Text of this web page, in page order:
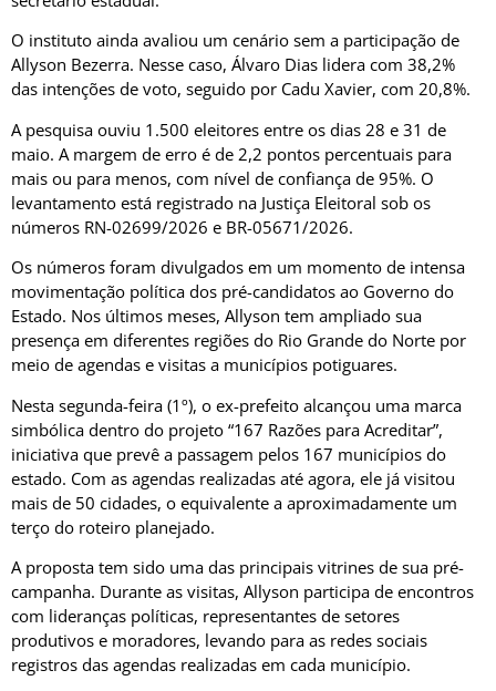
O instituto ainda avaliou um cenário sem a participação de
Allyson Bezerra. Nesse caso, Álvaro Dias lidera com 38,2%
das intenções de voto, seguido por Cadu Xavier, com 20,8%.
A pesquisa ouviu 1.500 eleitores entre os dias 28 e 31 de
maio. A margem de erro é de 2,2 pontos percentuais para
mais ou para menos, com nível de confiança de 95%. O
levantamento está registrado na Justiça Eleitoral sob os
números RN-02699/2026 e BR-05671/2026.
Os números foram divulgados em um momento de intensa
movimentação política dos pré-candidatos ao Governo do
Estado. Nos últimos meses, Allyson tem ampliado sua
presença em diferentes regiões do Rio Grande do Norte por
meio de agendas e visitas a municípios potiguares.
Nesta segunda-feira (1º), o ex-prefeito alcançou uma marca
simbólica dentro do projeto “167 Razões para Acreditar”,
iniciativa que prevê a passagem pelos 167 municípios do
estado. Com as agendas realizadas até agora, ele já visitou
mais de 50 cidades, o equivalente a aproximadamente um
terço do roteiro planejado.
A proposta tem sido uma das principais vitrines de sua pré-
campanha. Durante as visitas, Allyson participa de encontros
com lideranças políticas, representantes de setores
produtivos e moradores, levando para as redes sociais
registros das agendas realizadas em cada município.